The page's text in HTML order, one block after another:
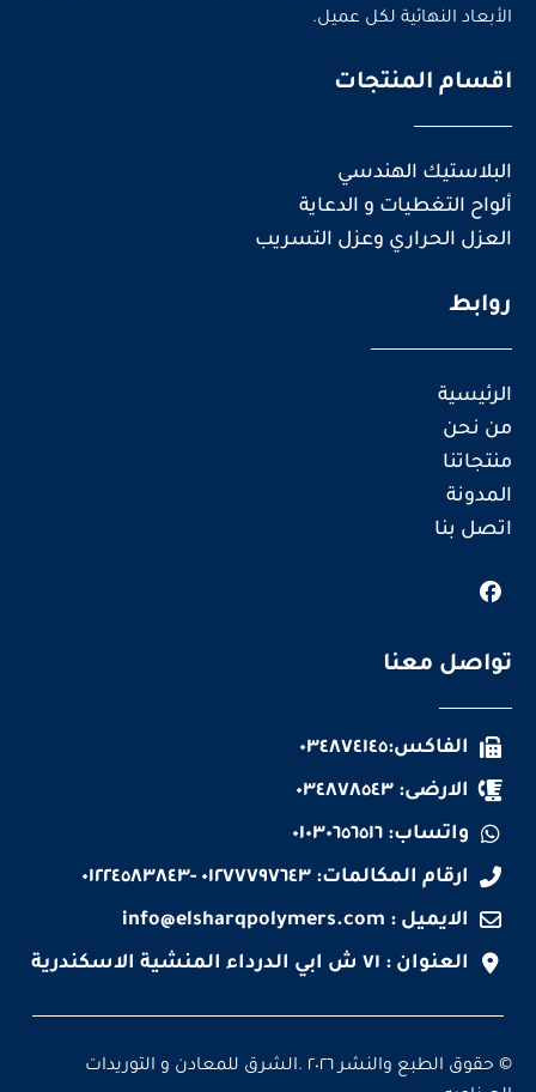
الأبعاد النهائية لكل عميل.
اقسام المنتجات
البلاستيك الهندسي
ألواح التغطيات و الدعاية
العزل الحراري وعزل التسريب
روابط
الرئيسية
من نحن
منتجاتنا
المدونة
اتصل بنا
تواصل معنا
الفاكس:٠٣٤٨٧٤١٤٥
الارضى: ٠٣٤٨٧٨٥٤٣
واتساب: ٠١٠٣٠٦٥٦٥١٦
ارقام المكالمات: ٠١٢٧٧٧٩٧٦٤٣ -٠١٢٢٤٥٨٣٨٤٣
الايميل : info@elsharqpolymers.com
العنوان : ٧١ ش ابي الدرداء المنشية الاسكندرية
© حقوق الطبع والنشر ٢٠٢٦ .الشرق للمعادن و التوريدات